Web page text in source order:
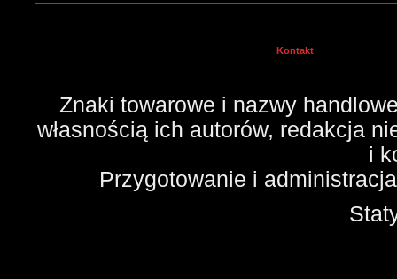
Kontakt
Znaki towarowe i nazwy
własnością ich autorów, redakcja
i
Przygotowanie i